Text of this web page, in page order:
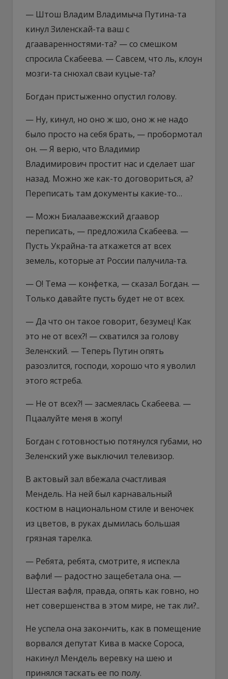
— Штош Владим Владимыча Путина-та
кинул Зиленскай-та ваш с
дгааваренностями-та? — со смешком
спросила Скабеева. — Савсем, что ль, клоун
мозги-та снюхал сваи куцые-та?
Богдан пристыженно опустил голову.
— Ну, кинул, но оно ж шо, оно ж не надо
было просто на себя брать, — пробормотал
он. — Я верю, что Владимир
Владимирович простит нас и сделает шаг
назад. Можно же как-то договориться, а?
Переписать там документы какие-то…
— Можн Биалаавежский дгаавор
переписать, — предложила Скабеева. —
Пусть Украйна-та аткажется ат всех
земель, которые ат России палучила-та.
— О! Тема — конфетка, — сказал Богдан. —
Только давайте пусть будет не от всех.
— Да что он такое говорит, безумец! Как
это не от всех?! — схватился за голову
Зеленский. — Теперь Путин опять
разозлится, господи, хорошо что я уволил
этого ястреба.
— Не от всех?! — засмеялась Скабеева. —
Пцаалуйте меня в жопу!
Богдан с готовностью потянулся губами, но
Зеленский уже выключил телевизор.
В актовый зал вбежала счастливая
Мендель. На ней был карнавальный
костюм в национальном стиле и веночек
из цветов, в руках дымилась большая
грязная тарелка.
— Ребята, ребята, смотрите, я испекла
вафли! — радостно защебетала она. —
Шестая вафля, правда, опять как говно, но
нет совершенства в этом мире, не так ли?..
Не успела она закончить, как в помещение
ворвался депутат Кива в маске Сороса,
накинул Мендель веревку на шею и
принялся таскать ее по полу.